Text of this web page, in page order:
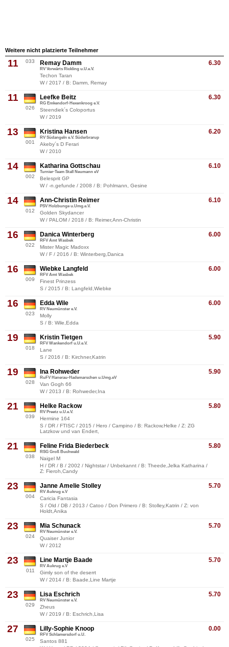
Weitere nicht platzierte Teilnehmer
11 033 6.30
Remay Damm
RV Vorwärts Rickling u.U.e.V.
Techon Taran
W / 2017 / B: Damm, Remay
11
026
6.30
Leefke Beitz
RG Emkendorf-Hexenkroog e.V.
Steendiek´s Coloportus
W / 2019
13
001
6.20
Kristina Hansen
RV Südangeln e.V. Süderbrarup
Akeby´s D Ferari
W / 2010
14
002
6.10
Katharina Gottschau
Turnier-Team Stall Neumann eV
Belesprit GP
W / -n.gefunde / 2008 / B: Pohlmann, Gesine
14
012
6.10
Ann-Christin Reimer
PSV Holzbunge u.Umg.e.V.
Golden Skydancer
W / PALOM / 2018 / B: Reimer,Ann-Christin
16
022
6.00
Danica Winterberg
RFV Amt Wasbek
Mister Magic Madoxx
W / F / 2016 / B: Winterberg,Danica
16
009
6.00
Wiebke Langfeld
RFV Amt Wasbek
Finest Prinzess
S / 2015 / B: Langfeld,Wiebke
16
023
6.00
Edda Wile
RV Neumünster e.V.
Molly
S / B: Wile,Edda
19
018
5.90
Kristin Tietgen
RFV Wankendorf u.U.e.V.
Lane
S / 2016 / B: Kirchner,Katrin
19
028
5.90
Ina Rohweder
RuFV Hanerau-Hademarschen u.Umg.eV
Van Gogh 66
W / 2013 / B: Rohweder,Ina
21
039
5.80
Helke Rackow
RV Preetz u.U.e.V.
Hermine 164
S / DR / FTISC / 2015 / Hero / Campino / B: Rackow,Helke / Z: ZG
Latzkow und van Endert,
21
038
5.80
Feline Frida Biederbeck
RSG Groß Buchwald
Naigel M
H / DR / B / 2002 / Nightstar / Unbekannt / B: Theede,Jelka Katharina /
Z: Fieroh,Candy
23
004
5.70
Janne Amelie Stolley
RV Aukrug e.V
Caricia Fantasia
S / Old / DB / 2013 / Catoo / Don Primero / B: Stolley,Katrin / Z: von
Holdt,Anika
23
024
5.70
Mia Schunack
RV Neumünster e.V.
Quaiser Junior
W / 2012
23
011
5.70
Line Martje Baade
RV Aukrug e.V
Gimly son of the deserrt
W / 2014 / B: Baade,Line Martje
23
029
5.70
Lisa Eschrich
RV Neumünster e.V.
Zheus
W / 2019 / B: Eschrich,Lisa
27
025
0.00
Lilly-Sophie Knoop
RFV Schlamersdorf u.U.
Santos 881